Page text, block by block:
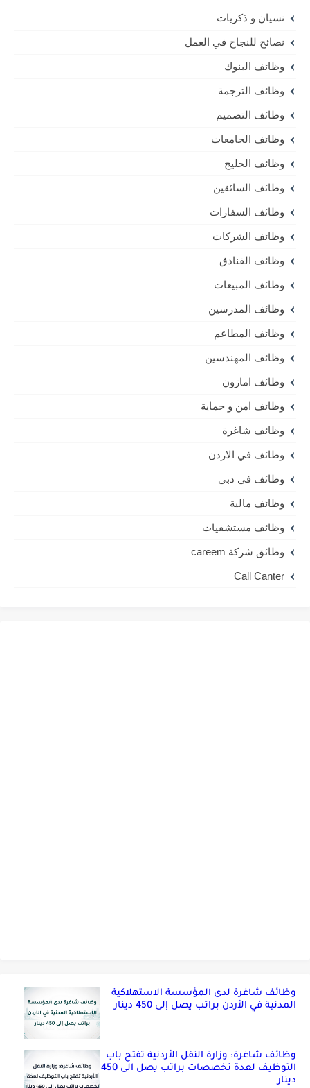
نسيان و ذكريات
نصائح للنجاح في العمل
وظائف البنوك
وظائف الترجمة
وظائف التصميم
وظائف الجامعات
وظائف الخليج
وظائف السائقين
وظائف السفارات
وظائف الشركات
وظائف الفنادق
وظائف المبيعات
وظائف المدرسين
وظائف المطاعم
وظائف المهندسين
وظائف امازون
وظائف امن و حماية
وظائف شاغرة
وظائف في الاردن
وظائف في دبي
وظائف مالية
وظائف مستشفيات
وظائق شركة careem
Call Canter
وظائف شاغرة لدى المؤسسة الاستهلاكية
المدنية في الأردن براتب يصل إلى 450 دينار
وظائف شاغرة: وزارة النقل الأردنية تفتح باب
التوظيف لعدة تخصصات براتب يصل الى 450
دينار